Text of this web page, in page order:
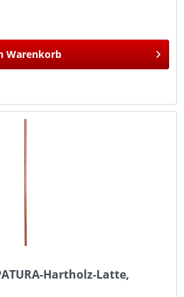
Warenkorb
Hartholz-Latte,